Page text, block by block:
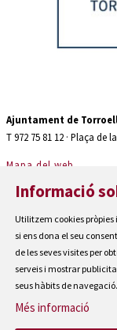
Ajuntament de
T 972 75 81 12 · Plaça de
Mapa del web
Avís Legal
Cookies
Contactar
|
Accessibilitat
Informació
Utilitzem cookies
si ens dona el seu
de les seves visites per
serveis i mostrar
seus hàbits de navegació.
Més informació